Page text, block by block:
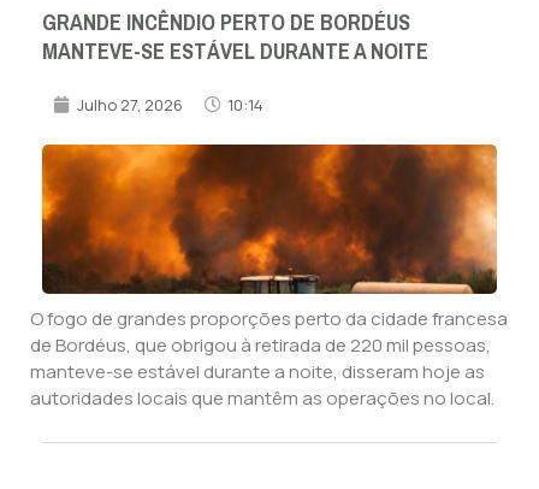
GRANDE INCÊNDIO PERTO DE BORDÉUS
MANTEVE-SE ESTÁVEL DURANTE A NOITE
Julho 27, 2026 10:14
O fogo de grandes proporções perto da cidade francesa
de Bordéus, que obrigou à retirada de 220 mil pessoas,
manteve-se estável durante a noite, disseram hoje as
autoridades locais que mantêm as operações no local.